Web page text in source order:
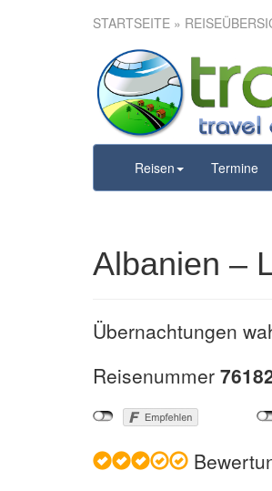
STARTSEITE »
Reisen Termine
Albanien –
Übernachtungen
Reisenummer